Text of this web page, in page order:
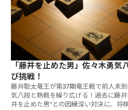
「藤井を止めた男」佐々木勇気
び挑戦！
藤井聡太竜王が第37期竜王戦で前人未
気八段と熱戦を繰り広げる！過去に藤
井を止めた男”との因縁深い対決に、将